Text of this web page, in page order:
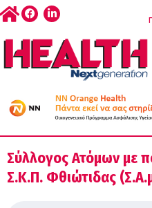
Σύλλογος Ατόμων με
Σ.Κ.Π. Φθιώτιδας